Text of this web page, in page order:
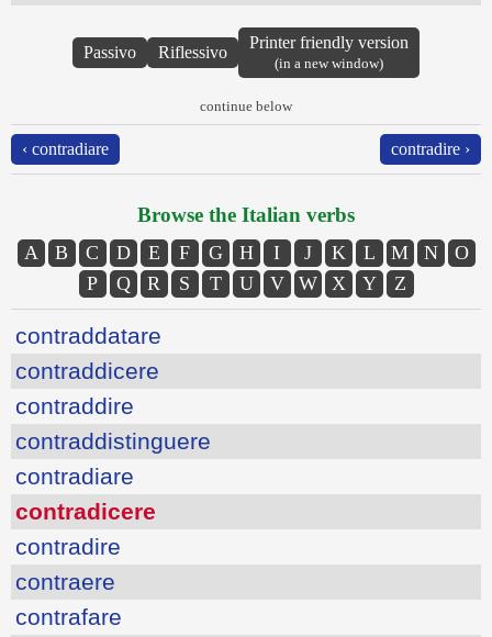
Passivo Riflessivo
Printer friendly version
(in a new window)
continue below
‹ contradiare contradire ›
Browse the Italian verbs
A B C D E F G H I J K L M N
O
P
Q R S T U V W X Y Z
contraddatare
contraddicere
contraddire
contraddistinguere
contradiare
contradicere
contradire
contraere
contrafare